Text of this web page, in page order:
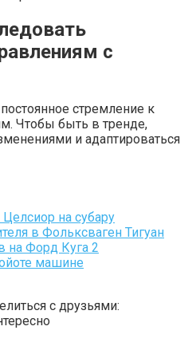
с
стремление к
Чтобы быть в тренде,
и адаптироваться
на субару
в Фольксваген Тигуан
на Форд Куга 2
машине
с друзьями: